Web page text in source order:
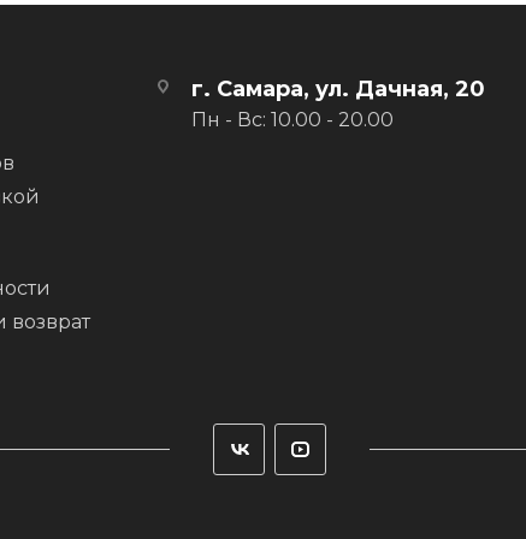
возврат
г. Самара, ул. Дачная, 20
Пн - Вс: 10.00 - 20.00